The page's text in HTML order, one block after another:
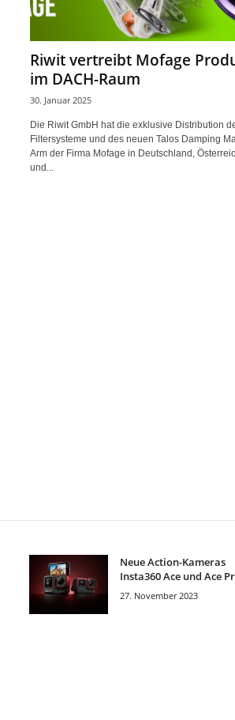
Riwit vertreibt Mofage
im DACH-Raum
30. Januar 2025
Die Riwit GmbH hat die exklusive Distribution
Filtersysteme und des neuen Talos Damping
Arm der Firma Mofage in Deutschland,
und...
Neue Action-Kameras
Insta360 Ace und Ace
27. November 2023